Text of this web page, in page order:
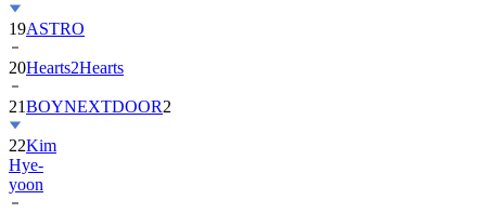
19ASTRO
20Hearts2Hearts
21BOYNEXTDOOR2
22Kim
Hye-
yoon